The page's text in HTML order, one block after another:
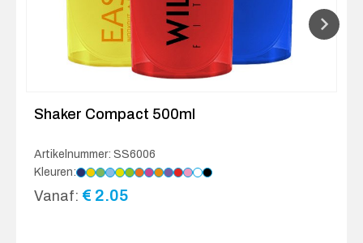
Shaker Compact 500ml
Artikelnummer: SS6006
Kleuren:
Vanaf: € 2.05